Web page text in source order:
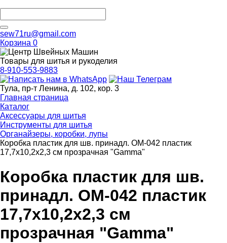
sew71ru@gmail.com
Корзина 0
Товары для шитья и рукоделия
8-910-553-9883
Тула, пр-т Ленина, д. 102, кор. 3
Главная страница
Каталог
Аксессуары для шитья
Инструменты для шитья
Органайзеры, коробки, лупы
Коробка пластик для шв. принадл. OM-042 пластик
17,7x10,2x2,3 см прозрачная "Gamma"
Коробка пластик для шв.
принадл. OM-042 пластик
17,7x10,2x2,3 см
прозрачная "Gamma"